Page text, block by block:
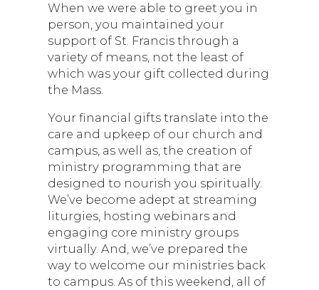
When we were able to greet you in
person, you maintained your
support of St. Francis through a
variety of means, not the least of
which was your gift collected during
the Mass.
Your financial gifts translate into the
care and upkeep of our church and
campus, as well as, the creation of
ministry programming that are
designed to nourish you spiritually.
We’ve become adept at streaming
liturgies, hosting webinars and
engaging core ministry groups
virtually. And, we’ve prepared the
way to welcome our ministries back
to campus. As of this weekend, all of